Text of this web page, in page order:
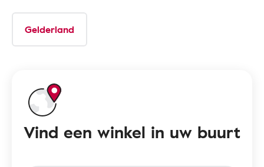
Gelderland
Vind een winkel in uw buurt